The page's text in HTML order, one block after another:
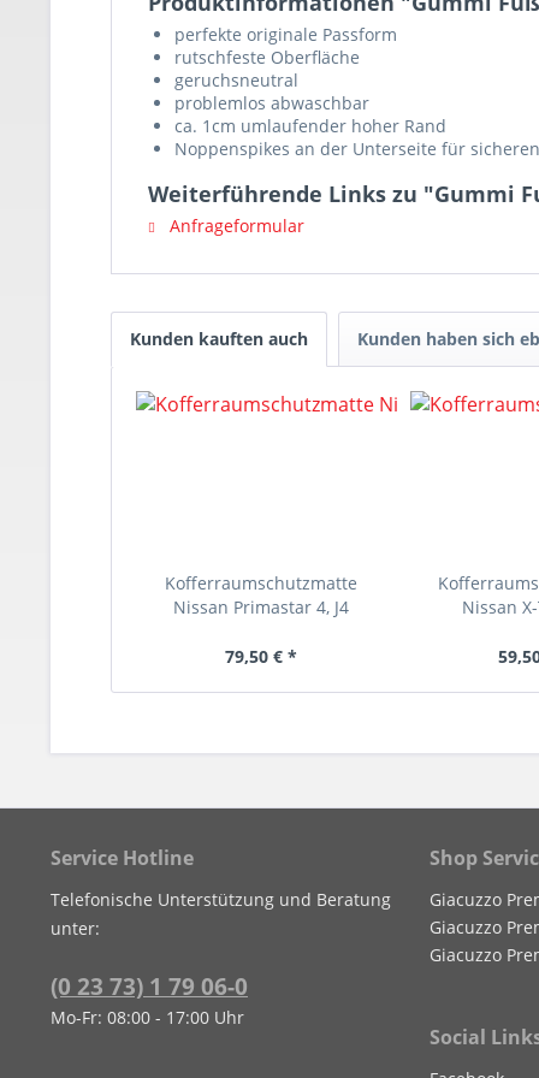
perfekte originale Passform
rutschfeste Oberfläche
geruchsneutral
problemlos abwaschbar
ca. 1cm umlaufender hoher Rand
Noppenspikes an der Unterseite für
Weiterführende Links zu "Gummi
Anfrageformular
Kunden kauften auch Kunden haben sich
Kofferraumschutzmatte
Nissan Primastar 4, J4
79,50 € *
Nissan
Service Hotline
Telefonische Unterstützung und Beratung
unter:
(0 23 73) 1 79 06-0
Mo-Fr: 08:00 - 17:00 Uhr
Shop
Giacuzzo
Giacuzzo
Giacuzzo
Social